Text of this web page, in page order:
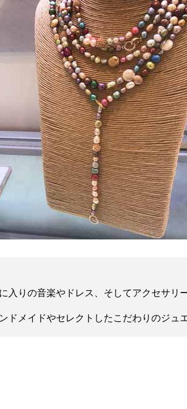
入りの音楽やドレス、そしてアクセサ
ドメイドやセレクトしたこだわりのジュ